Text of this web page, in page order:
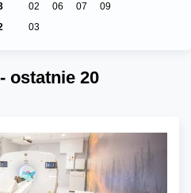
02 06 07
09
03
ostatnie 20